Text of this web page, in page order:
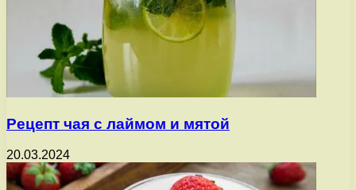
Рецепт чая с лаймом и мятой
20.03.2024